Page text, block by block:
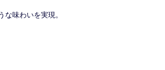
味わいを実現。